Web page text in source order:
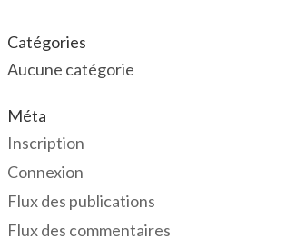
Catégories
Aucune catégorie
Méta
Inscription
Connexion
Flux des publications
Flux des commentaires